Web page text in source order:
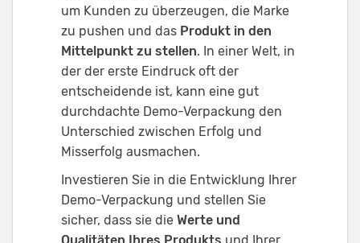
um Kunden zu überzeugen, die Marke
zu pushen und das Produkt in den
Mittelpunkt zu stellen. In einer Welt, in
der der erste Eindruck oft der
entscheidende ist, kann eine gut
durchdachte Demo-Verpackung den
Unterschied zwischen Erfolg und
Misserfolg ausmachen.
Investieren Sie in die Entwicklung Ihrer
Demo-Verpackung und stellen Sie
sicher, dass sie die Werte und
Qualitäten Ihres Produkts und Ihrer